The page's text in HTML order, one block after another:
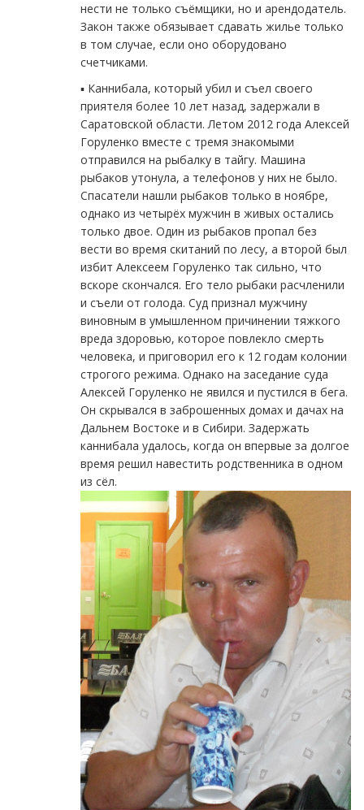
нести не только съёмщики, но и арендодатель.
Закон также обязывает сдавать жилье только
в том случае, если оно оборудовано
счетчиками.
▪️ Каннибала, который убил и съел своего
приятеля более 10 лет назад, задержали в
Саратовской области. Летом 2012 года Алексей
Горуленко вместе с тремя знакомыми
отправился на рыбалку в тайгу. Машина
рыбаков утонула, а телефонов у них не было.
Спасатели нашли рыбаков только в ноябре,
однако из четырёх мужчин в живых остались
только двое. Один из рыбаков пропал без
вести во время скитаний по лесу, а второй был
избит Алексеем Горуленко так сильно, что
вскоре скончался. Его тело рыбаки расчленили
и съели от голода. Суд признал мужчину
виновным в умышленном причинении тяжкого
вреда здоровью, которое повлекло смерть
человека, и приговорил его к 12 годам колонии
строгого режима. Однако на заседание суда
Алексей Горуленко не явился и пустился в бега.
Он скрывался в заброшенных домах и дачах на
Дальнем Востоке и в Сибири. Задержать
каннибала удалось, когда он впервые за долгое
время решил навестить родственника в одном
из сёл.